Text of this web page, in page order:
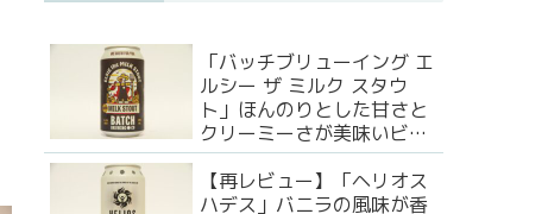
「バッチブリューイング エ
ルシー ザ ミルク スタウ
ト」ほんのりとした甘さと
クリーミーさが美味いビー
ル！
【再レビュー】「ヘリオス
ハデス」バニラの風味が香